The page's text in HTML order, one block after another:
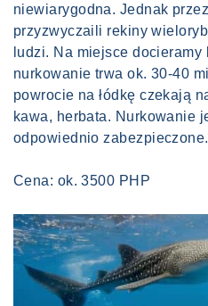
niewiarygodna. Jednak
przyzwyczaili rekiny
ludzi. Na miejsce docieramy
nurkowanie trwa ok. 30-40
powrocie na łódkę czekają
kawa, herbata. Nurkowanie
odpowiednio zabezpieczone.
Cena: ok. 3500 PHP